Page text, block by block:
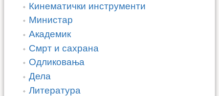
Кинематички инструменти
Министар
Академик
Смрт и сахрана
Одликовања
Дела
Литература